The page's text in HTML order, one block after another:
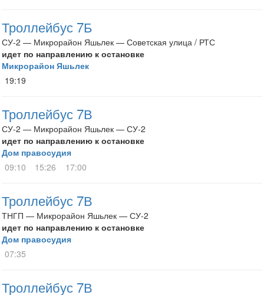
Троллейбус 7Б
СУ-2 — Микрорайон Яшьлек — Советская улица / РТС
идет по направлению к остановке
Микрорайон Яшьлек
19:19
Троллейбус 7В
СУ-2 — Микрорайон Яшьлек — СУ-2
идет по направлению к остановке
Дом правосудия
09:10
15:26 17:00
Троллейбус 7В
ТНГП — Микрорайон Яшьлек — СУ-2
идет по направлению к остановке
Дом правосудия
07:35
Троллейбус 7В